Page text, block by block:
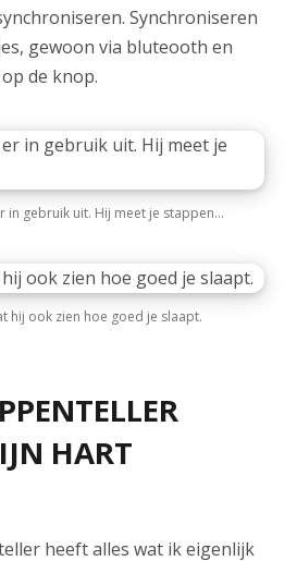
Synchroniseren
gewoon via bluteooth en
de knop.
in gebruik uit. Hij meet je stappen…
hij ook zien hoe goed je slaapt.
HART
heeft alles wat ik eigenlijk